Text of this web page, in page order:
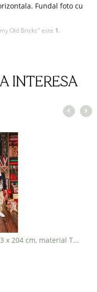
Fundal foto cu
Old Bricks" este 1.
INTERESA
Fundal Foto Present Wrapping 243 x 204 cm, material TEXTIL - PRET 900 lei